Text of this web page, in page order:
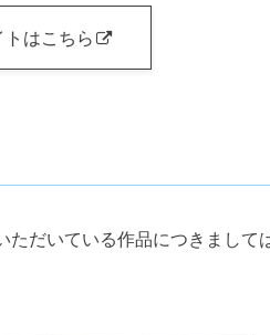
はこちら
だいている作品につきまして